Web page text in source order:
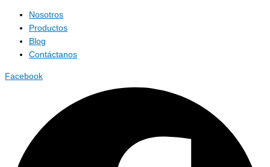
Nosotros
Productos
Blog
Contáctanos
Facebook